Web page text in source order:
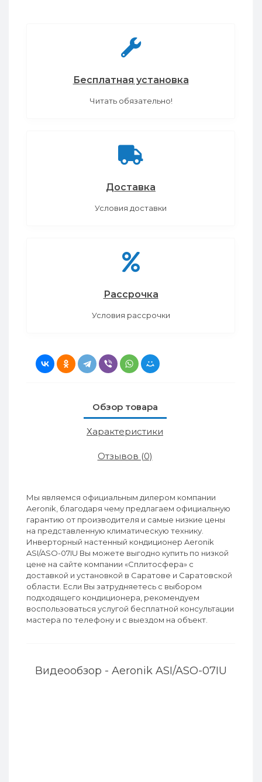
Бесплатная установка
Читать обязательно!
Доставка
Условия доставки
Рассрочка
Условия рассрочки
Обзор товара
Характеристики
Отзывов (0)
Мы являемся официальным дилером компании
Aeronik, благодаря чему предлагаем официальную
гарантию от производителя и самые низкие цены
на представленную климатическую технику.
Инверторный настенный кондиционер Aeronik
ASI/ASO-07IU Вы можете выгодно купить по низкой
цене на сайте компании «Сплитосфера» с
доставкой и установкой в Саратове и Саратовской
области. Если Вы затрудняетесь с выбором
подходящего кондиционера, рекомендуем
воспользоваться услугой бесплатной консультации
мастера по телефону и с выездом на объект.
Видеообзор - Aeronik ASI/ASO-07IU